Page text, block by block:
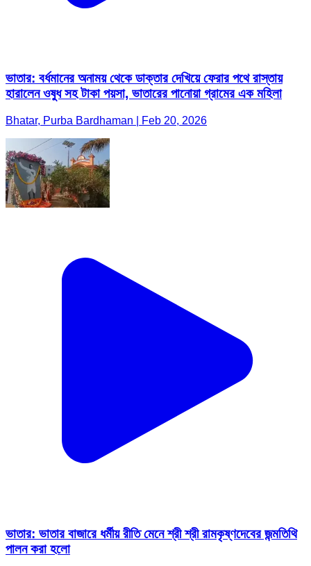
ভাতার: বর্ধমানের অনাময় থেকে ডাক্তার দেখিয়ে ফেরার পথে রাস্তায়
হারালেন ওষুধ সহ টাকা পয়সা, ভাতারের পানোয়া গ্রামের এক মহিলা
Bhatar, Purba Bardhaman | Feb 20, 2026
ভাতার: ভাতার বাজারে ধর্মীয় রীতি মেনে শ্রী শ্রী রামকৃষ্ণদেবের জন্মতিথি
পালন করা হলো